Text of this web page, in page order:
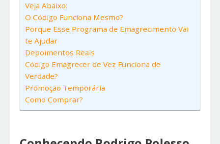
Veja Abaixo:
O Código Funciona Mesmo?
Porque Esse Programa de Emagrecimento Vai
te Ajudar
Depoimentos Reais
Código Emagrecer de Vez Funciona de
Verdade?
Promoção Temporária
Como Comprar?